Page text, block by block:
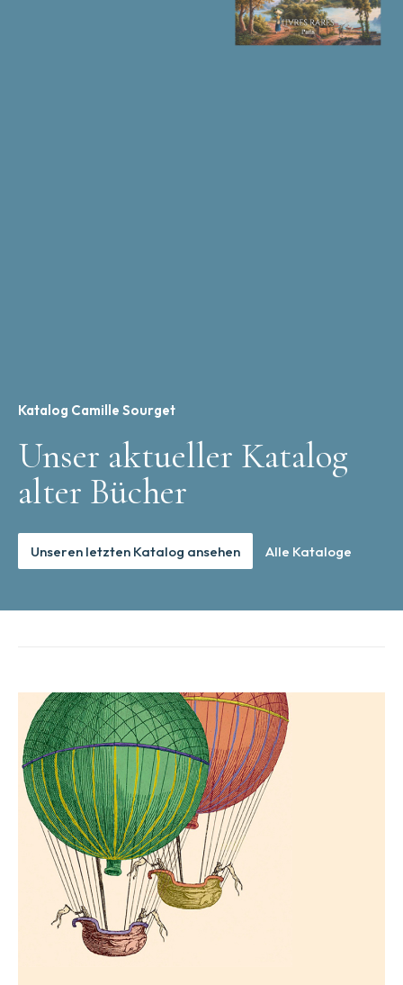
Katalog Camille Sourget
Unser aktueller Katalog
alter Bücher
Unseren letzten Katalog ansehen Alle Kataloge